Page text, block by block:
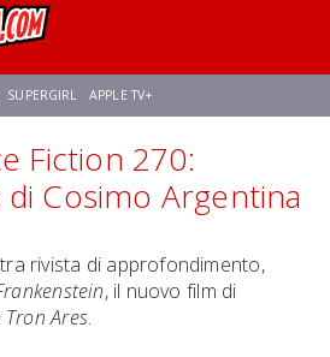
SUPERGIRL APPLE TV+
STAR TREK AVENGERS: DOOMSDAY
Fiction 270:
Cosimo Argentina
rivista di approfondimento,
, il nuovo film di
Tron Ares.